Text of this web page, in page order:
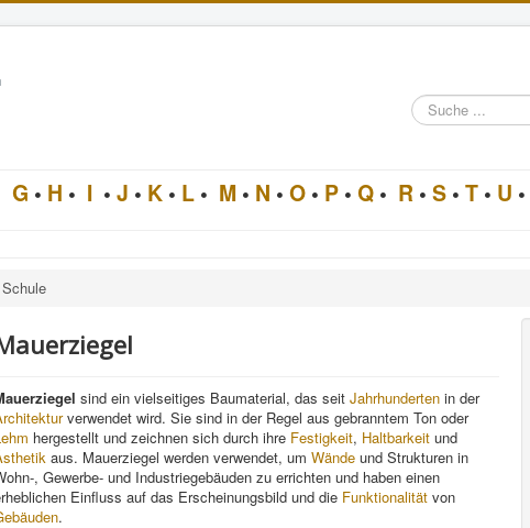
Suche
im
G • H • I • J • K • L • M • N • O • P • Q • R • S • T • U •
Schule
sind ein vielseitiges Baumaterial, das seit Jahrhunderten in der
verwendet wird. Sie sind in der Regel aus gebranntem Ton oder
hergestellt und zeichnen sich durch ihre Festigkeit, Haltbarkeit und
aus. Mauerziegel werden verwendet, um Wände und Strukturen in
, Gewerbe- und Industriegebäuden zu errichten und haben einen
Einfluss auf das Erscheinungsbild und die Funktionalität von
.